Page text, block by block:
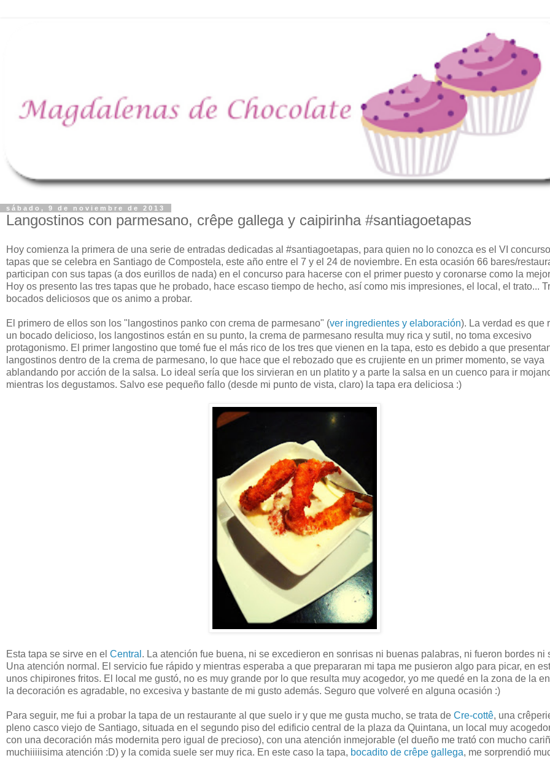
sábado, 9 de noviembre de 2013
Langostinos con parmesano, crêpe gallega y caipirinha #santiagoetapas
Hoy comienza la primera de una serie de entradas dedicadas al #santiagoetapas, para quien no lo conozca es el VI
tapas que se celebra en Santiago de Compostela, este año entre el 7 y el 24 de noviembre. En esta ocasión 66 bares/
participan con sus tapas (a dos eurillos de nada) en el concurso para hacerse con el primer puesto y coronarse como la
Hoy os presento las tres tapas que he probado, hace escaso tiempo de hecho, así como mis impresiones, el local, el trato...
bocados deliciosos que os animo a probar.
El primero de ellos son los "langostinos panko con crema de parmesano" (ver ingredientes y elaboración). La verdad es que
un bocado delicioso, los langostinos están en su punto, la crema de parmesano resulta muy rica y sutil, no toma excesivo
protagonismo. El primer langostino que tomé fue el más rico de los tres que vienen en la tapa, esto es debido a que
langostinos dentro de la crema de parmesano, lo que hace que el rebozado que es crujiente en un primer momento, se vaya
ablandando por acción de la salsa. Lo ideal sería que los sirvieran en un platito y a parte la salsa en un cuenco para ir
mientras los degustamos. Salvo ese pequeño fallo (desde mi punto de vista, claro) la tapa era deliciosa :)
Esta tapa se sirve en el Central . La atención fue buena, ni se excedieron en sonrisas ni buenas palabras, ni fueron bordes ni
Una atención normal. El servicio fue rápido y mientras esperaba a que prepararan mi tapa me pusieron algo para picar, en
unos chipirones fritos. El local me gustó, no es muy grande por lo que resulta muy acogedor, yo me quedé en la zona de la
la decoración es agradable, no excesiva y bastante de mi gusto además. Seguro que volveré en alguna ocasión :)
Para seguir, me fui a probar la tapa de un restaurante al que suelo ir y que me gusta mucho, se trata de Cre-cottê, una
pleno casco viejo de Santiago, situada en el segundo piso del edificio central de la plaza da Quintana, un local muy
con una decoración más modernita pero igual de precioso), con una atención inmejorable (el dueño me trató con mucho
muchiiiiisima atención :D) y la comida suele ser muy rica. En este caso la tapa, bocadito de crêpe gallega, me sorprendió